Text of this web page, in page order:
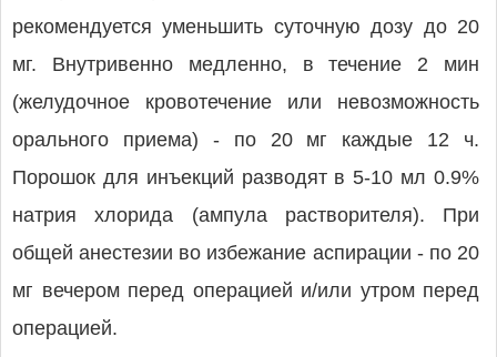
рекомендуется уменьшить суточную дозу до 20
мг. Внутривенно медленно, в течение 2 мин
(желудочное кровотечение или невозможность
орального приема) - по 20 мг каждые 12 ч.
Порошок для инъекций разводят в 5-10 мл 0.9%
натрия хлорида (ампула растворителя). При
общей анестезии во избежание аспирации - по 20
мг вечером перед операцией и/или утром перед
операцией.